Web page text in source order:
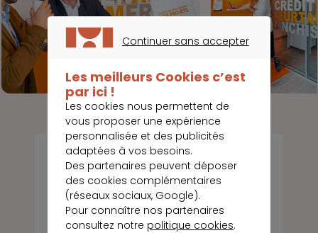
Continuer sans accepter
Les meilleurs Cookies c’est
par ici !
Les cookies nous permettent de
vous proposer une expérience
personnalisée et des publicités
adaptées à vos besoins.
Des partenaires peuvent déposer
des cookies complémentaires
(réseaux sociaux, Google).
Pour connaître nos partenaires
consultez notre politique cookies.